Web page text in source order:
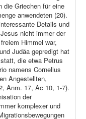
die Griechen für eine
anwendeten (20).
Details und
nicht immer der
Himmel war,
Judäa gepredigt hat
die etwa Petrus
namens Cornelius
Angestellten,
Anm. 17, Ac 10, 1-7).
der
komplexer und